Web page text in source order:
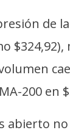
de
200
abierto